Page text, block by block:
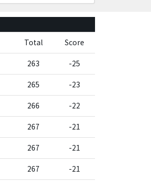
Total Score
263 -25
265 -23
266 -22
267 -21
267 -21
267 -21